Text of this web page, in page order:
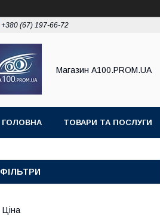
+380 (67) 197-66-72
Магазин A100.PROM.UA
ГОЛОВНА ТОВАРИ ТА ПОСЛУГИ
ФІЛЬТРИ
Ціна